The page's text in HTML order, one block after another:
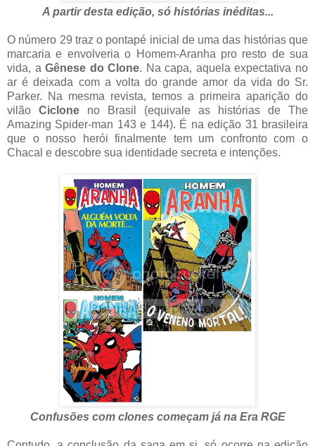
A partir desta edição, só histórias inéditas...
O número 29 traz o pontapé inicial de uma das histórias que
marcaria e envolveria o Homem-Aranha pro resto de sua
vida, a Gênese do Clone. Na capa, aquela expectativa no
ar é deixada com a volta do grande amor da vida do Sr.
Parker. Na mesma revista, temos a primeira aparição do
vilão Ciclone no Brasil (equivale as histórias de The
Amazing Spider-man 143 e 144). É na edição 31 brasileira
que o nosso herói finalmente tem um confronto com o
Chacal e descobre sua identidade secreta e intenções.
Confusões com clones começam já na Era RGE